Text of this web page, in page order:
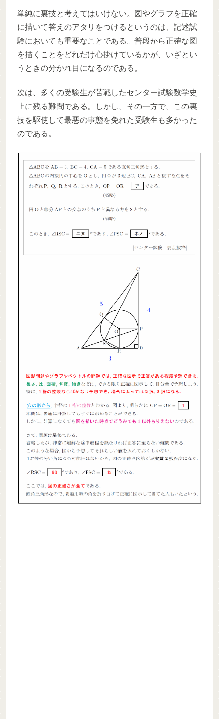
単純に裏技と考えてはいけない。図やグラフを正確
に描いて答えのアタリをつけるというのは、記述試
験においても重要なことである。普段から正確な図
を描くことをどれだけ心掛けているかが、いざとい
うときの分かれ目になるのである。
次は、多くの受験生が苦戦したセンター試験数学史
上に残る難問である。しかし、その一方で、この裏
技を駆使して最悪の事態を免れた受験生も多かった
のである。